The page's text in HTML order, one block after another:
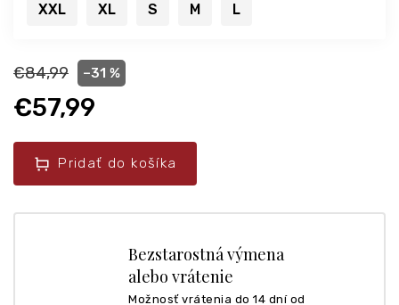
€84,99 –31 %
€57,99
Pridať do košíka
XXL XL S M L
Bezstarostná výmena
alebo vrátenie
Možnosť vrátenia do 14 dní od